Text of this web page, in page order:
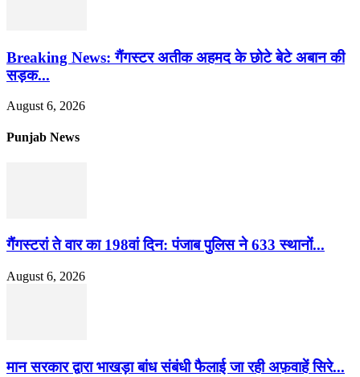
Breaking News: गैंगस्टर अतीक अहमद के छोटे बेटे अबान की
सड़क...
August 6, 2026
Punjab News
गैंगस्टरां ते वार का 198वां दिन: पंजाब पुलिस ने 633 स्थानों...
August 6, 2026
मान सरकार द्वारा भाखड़ा बांध संबंधी फैलाई जा रही अफ़वाहें सिरे...